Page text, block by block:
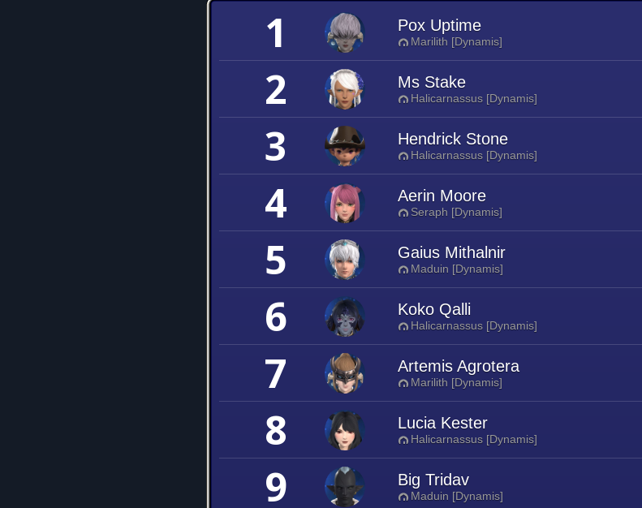
1 Pox Uptime
Marilith [Dynamis]
2 Ms Stake
Halicarnassus [Dynamis]
3 Hendrick Stone
Halicarnassus [Dynamis]
4 Aerin Moore
Seraph [Dynamis]
5 Gaius Mithalnir
Maduin [Dynamis]
6 Koko Qalli
Halicarnassus [Dynamis]
7 Artemis Agrotera
Marilith [Dynamis]
8 Lucia Kester
Halicarnassus [Dynamis]
9 Big Tridav
Maduin [Dynamis]